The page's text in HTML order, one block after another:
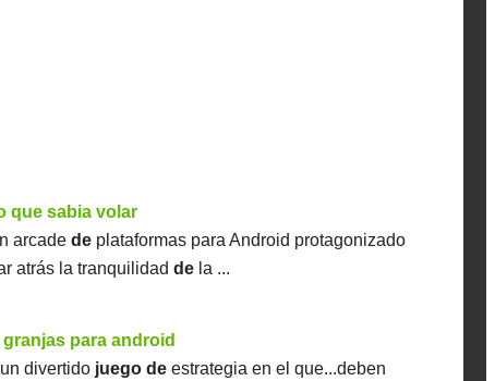
que sabia volar
arcadede plataformas para Android protagonizado
atrás la tranquilidadde la ...
para android
divertido juego de estrategia en el que...deben